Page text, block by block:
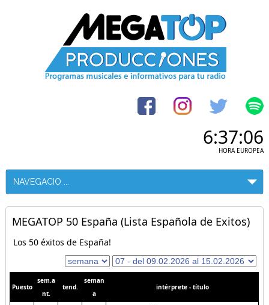
6:37:06
HORA EUROPEA
MEGATOP 50 España (Lista Española de Exitos)
Los 50 éxitos de España!
Puesto
sem.a
nt.
tend.
seman
a
intérprete - título